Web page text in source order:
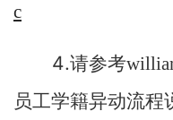
c
4.请参考
员工学籍异动流程